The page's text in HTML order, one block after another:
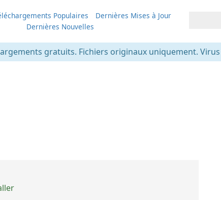
Populaires
Dernières Mises à Jour
Dernières Nouvelles
gratuits. Fichiers originaux uniquement.